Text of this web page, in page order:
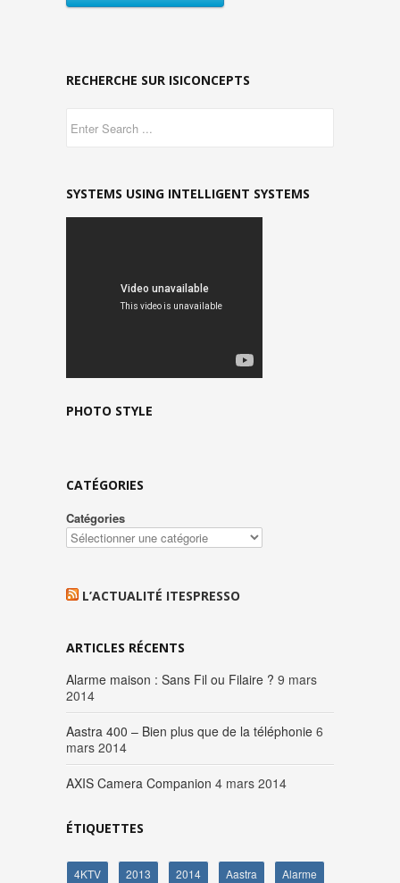
RECHERCHE SUR ISICONCEPTS
SYSTEMS USING INTELLIGENT SYSTEMS
PHOTO STYLE
CATÉGORIES
Catégories
L’ACTUALITÉ ITESPRESSO
ARTICLES RÉCENTS
Alarme maison : Sans Fil ou Filaire ? 9 mars
2014
Aastra 400 – Bien plus que de la téléphonie 6
mars 2014
AXIS Camera Companion 4 mars 2014
ÉTIQUETTES
4KTV 2013 2014 Aastra Alarme